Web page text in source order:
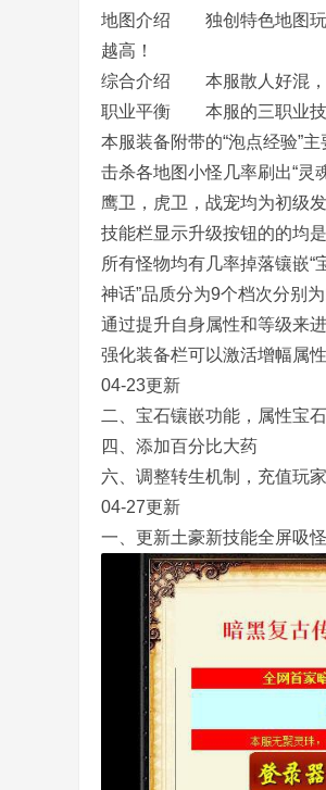
地图介绍 独创特色地图玩法
越高！
综合介绍 本服散人好混，
职业平衡 本服的三职业技
本服装备附带的“泡点经验”
击杀各地图小怪几率刷出“灵
鹰卫，虎卫，战宠均为初级
技能栏显示升级按钮的的均
所有怪物均有几率掉落镶嵌
神话”品质分为9个档次分别
通过提升自身属性和等级来
强化装备栏可以激活增幅属
04-23更新
二、宝石镶嵌功能，属性宝
四、添加百分比大药
六、调整转生机制，充值玩
04-27更新
一、更新土豪新技能全屏吸